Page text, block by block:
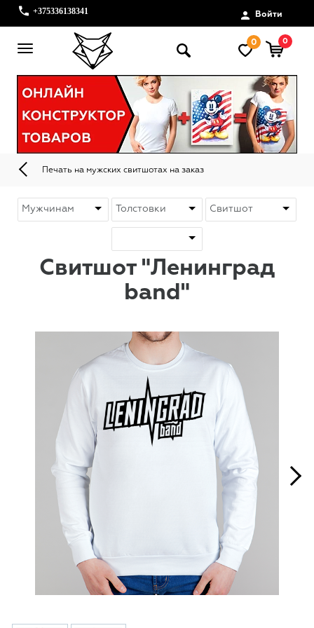
+375336138341 Войти
0 0
Печать на мужских свитшотах на заказ
Свитшот "Ленинград
band"